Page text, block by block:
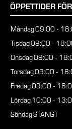
ÖPPETTIDER
Måndag09:00 -
Tisdag09:00 -
Onsdag09:00 -
Torsdag09:00 -
Fredag09:00 -
Lördag10:00 -
SöndagSTÄNGT